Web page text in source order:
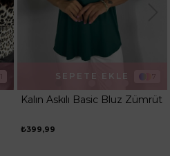
7
Kalın Askılı Basic Bluz Zümrüt
₺399,99
SEPETE EKLE